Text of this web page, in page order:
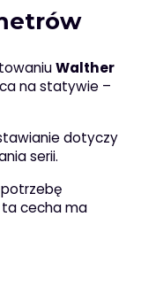
Walther
na statywie –
dotyczy
serii.
ta cecha ma